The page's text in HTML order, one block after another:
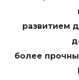
развитием
более